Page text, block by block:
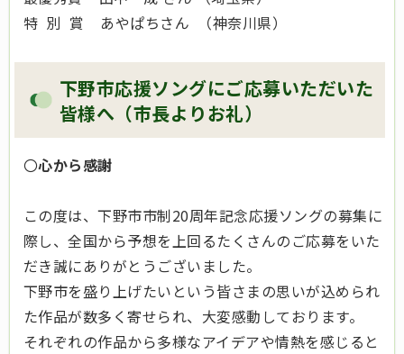
特 別 賞 あやぱちさん （神奈川県）
下野市応援ソングにご応募いただいた
皆様へ（市長よりお礼）
〇心から感謝
この度は、下野市市制20周年記念応援ソングの募集に
際し、全国から予想を上回るたくさんのご応募をいた
だき誠にありがとうございました。
下野市を盛り上げたいという皆さまの思いが込められ
た作品が数多く寄せられ、大変感動しております。
それぞれの作品から多様なアイデアや情熱を感じると